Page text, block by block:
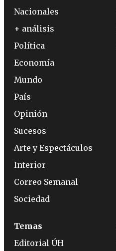
Nacionales
+ análisis
Política
Economía
Mundo
País
Opinión
Sucesos
Arte y Espectáculos
Interior
Correo Semanal
Sociedad
Temas
Editorial ÚH